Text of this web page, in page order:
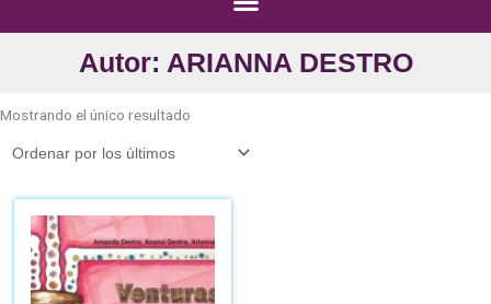
Autor: ARIANNA DESTRO
Mostrando el único resultado